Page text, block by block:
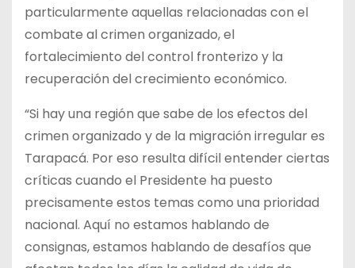
particularmente aquellas relacionadas con el
combate al crimen organizado, el
fortalecimiento del control fronterizo y la
recuperación del crecimiento económico.
“Si hay una región que sabe de los efectos del
crimen organizado y de la migración irregular es
Tarapacá. Por eso resulta difícil entender ciertas
críticas cuando el Presidente ha puesto
precisamente estos temas como una prioridad
nacional. Aquí no estamos hablando de
consignas, estamos hablando de desafíos que